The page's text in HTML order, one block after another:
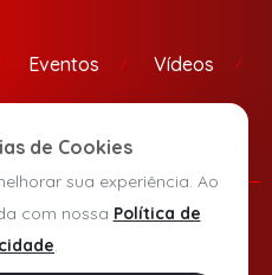
Eventos Vídeos
de Cookies
sua experiência. Ao
com nossa Política de
.